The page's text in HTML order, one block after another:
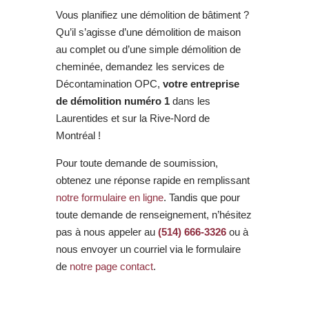
Vous planifiez une démolition de bâtiment ?
Qu’il s’agisse d’une démolition de maison
au complet ou d’une simple démolition de
cheminée, demandez les services de
Décontamination OPC, votre entreprise
de démolition numéro 1 dans les
Laurentides et sur la Rive-Nord de
Montréal !
Pour toute demande de soumission,
obtenez une réponse rapide en remplissant
notre formulaire en ligne. Tandis que pour
toute demande de renseignement, n’hésitez
pas à nous appeler au (514) 666-3326ou à
nous envoyer un courriel via le formulaire
de notre page contact.